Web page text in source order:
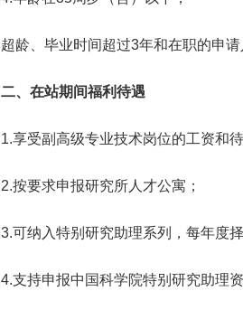
超龄、毕业时间超过3年和在职的申
二、在站期间福利待遇
1.享受副高级专业技术岗位的工资和待
2.按要求申报研究所人才公寓；
3.可纳入特别研究助理系列，每年度
4.支持申报中国科学院特别研究助理